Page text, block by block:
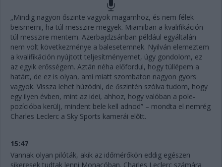
„Mindig nagyon őszinte vagyok magamhoz, és nem félek
beismerni, ha túl messzire megyek. Miamiban a kvalifikáción
túl messzire mentem. Azerbajdzsánban például egyáltalán
nem volt következménye a balesetemnek. Nyilván elemeztem
a kvalifikáción nyújtott teljesítményemet, úgy gondolom, ez
az egyik erősségem. Aztán néha előfordul, hogy túllépem a
határt, de ez is olyan, ami miatt szombaton nagyon gyors
vagyok. Vissza lehet húzódni, de őszintén szólva tudom, hogy
egy ilyen évben, mint az idei, ahhoz, hogy valóban a pole-
pozícióba kerülj, mindent bele kell adnod” – mondta el nemrég
Charles Leclerc a Sky Sports kamerái előtt.
15:47
Vannak olyan pilóták, akik az időmérőkön eddig egészen
sikeresek tudtak lenni Monacóban. Charles Leclerc számára